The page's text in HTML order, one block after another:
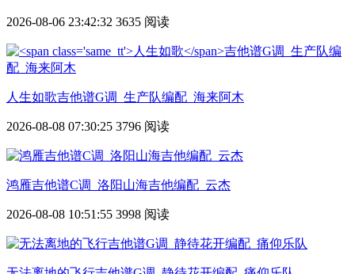
2026-08-06 23:42:32 3635 阅读
人生如歌吉他谱G调_生产队编配_海来阿木
2026-08-08 07:30:25 3796 阅读
鸿雁吉他谱C调_洛阳山海吉他编配_云杰
2026-08-08 10:51:55 3998 阅读